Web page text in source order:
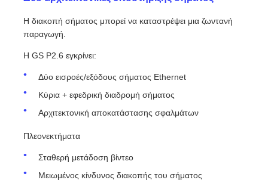
Η διακοπή σήματος μπορεί να καταστρέψει μια ζωντανή
παραγωγή.
Η GS P2.6 εγκρίνει:
Δύο εισροές/εξόδους σήματος Ethernet
Κύρια + εφεδρική διαδρομή σήματος
Αρχιτεκτονική αποκατάστασης σφαλμάτων
Πλεονεκτήματα
Σταθερή μετάδοση βίντεο
Μειωμένος κίνδυνος διακοπής του σήματος